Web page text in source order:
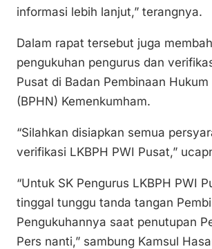
informasi lebih lanjut,” terangnya.
Dalam rapat tersebut juga
pengukuhan pengurus dan
Pusat di Badan Pembinaan Hukum
(BPHN) Kemenkumham.
“Silahkan disiapkan semua
verifikasi LKBPH PWI Pusat,”
“Untuk SK Pengurus LKBPH PWI
tinggal tunggu tanda tangan
Pengukuhannya saat penutupan
Pers nanti,” sambung Kamsul